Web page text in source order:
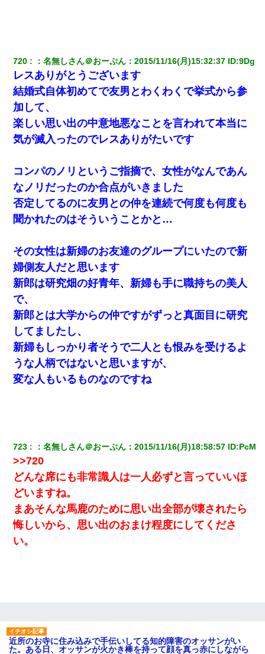
妻「ずっと好きだった人と一緒になりたいから、わかれてくださ
い」→離婚後、娘と実家で生活してると…
夫に癌の余命宣告。その闘病中に長女から信じられない言葉を受
けた
彼女(美人女医)にネックレスをプレゼント。「こんな安物を渡すく
【復讐】義兄嫁「生活費、足りない分を貸してほしい」私「貸す
わけないでしょｗｗｗｗ」→ 理由を話したら泣き出して・・私
（あまりにも希望通り）
感がヤバイ・・・
生保レディと行為する為に駆け引きしてみた結果ｗｗｗｗｗｗｗ
ｗｗｗｗｗ
上司「何なの、この書類！！」私「あの‥」上司「今は私が話し
てるの！」私「ですから」上司「黙って聞きなさい！」私「それ
は」上司「言い訳しない！」→結果ｗｗｗｗｗ
【GJ!】会社から帰宅中、広い駐車場にエンジンかけっ放しの車を
発見。しかも「ヒィ～」みたいな声も聞こえてきたので気になっ
て近寄ったら女の子がおっさんの下敷きになってた
彼女(37)の情欲がえげつない件ｗｗｗｗｗｗｗ
わい(42)渋谷の夜のサービスで19の女の子にゴックンさせた結果
ｗｗｗｗｗｗｗｗ
アパートのドアに『ハンザイ者！この人はさいあくの人です』と
張り紙が！大家「面倒はごめんだよ」私「はあ」→警察に行き、
見回りで犯人が捕まったが、それが…｜生活｜ヌルポあんてな
い」私「変だなあ～なにも臭わないよ」→ その後。警察『絶対に
窓とドアを開けないで』
720 ：名無しさん＠おーぷん ：2015/11/16(月)15:32:37 ID:9Dg
レスありがとうございます
結婚式自体初めてで友男とわくわくで挙式から参
加して、
楽しい思い出の中意地悪なことを言われて本当に
気が滅入ったのでレスありがたいです
コンパのノリというご指摘で、女性がなんであん
なノリだったのか合点がいきました
否定してるのに友男との仲を連続で何度も何度も
聞かれたのはそういうことかと…
その女性は新婦のお友達のグループにいたので新
婦側友人だと思います
新郎は研究畑の好青年、新婦も手に職持ちの美人
で、
新郎とは大学からの仲ですがずっと真面目に研究
してましたし、
新婦もしっかり者そうで二人とも恨みを受けるよ
うな人柄ではないと思いますが、
変な人もいるものなのですね
723 ：名無しさん＠おーぷん ：2015/11/16(月)18:58:57 ID:PcM
>>720
どんな席にも非常識人は一人必ずと言っていいほ
どいますね。
まあそんな馬鹿のために思い出全部が壊されたら
悔しいから、思い出のおまけ程度にしてくださ
い。
近所のお寺に住み込みで手伝いしてる知的障害のオッサンがい
た。ある日、オッサンが火かき棒を持って顔を真っ赤にしながら